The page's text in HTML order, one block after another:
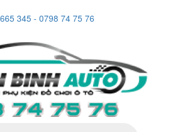
345 - 0798 74 75 76